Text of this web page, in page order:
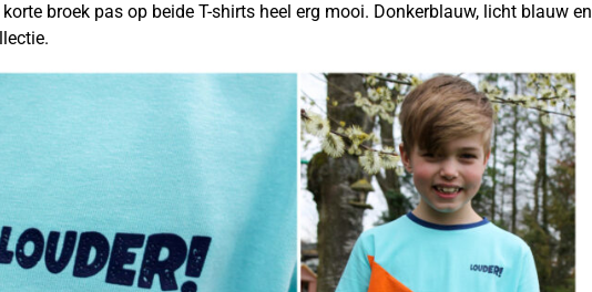
broek pas op beide T-shirts heel erg mooi. Donkerblauw, licht blauw en